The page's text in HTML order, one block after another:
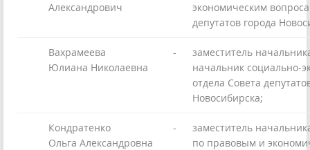
Александрович
экономическим
депутатов города
Вахрамеева
Юлиана Николаевна
-
заместитель
начальник социально-
отдела Совета
Новосибирска;
Кондратенко
Ольга Александровна
-
заместитель
по правовым и